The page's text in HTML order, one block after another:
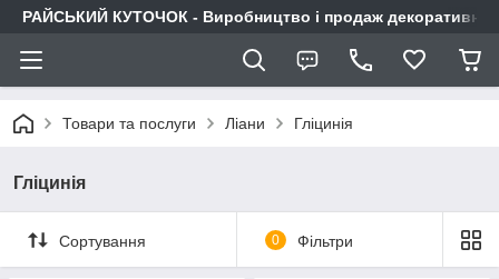
РАЙСЬКИЙ КУТОЧОК - Виробництво і продаж декоративних
Товари та послуги Ліани Гліцинія
Гліцинія
Сортування 0 Фільтри